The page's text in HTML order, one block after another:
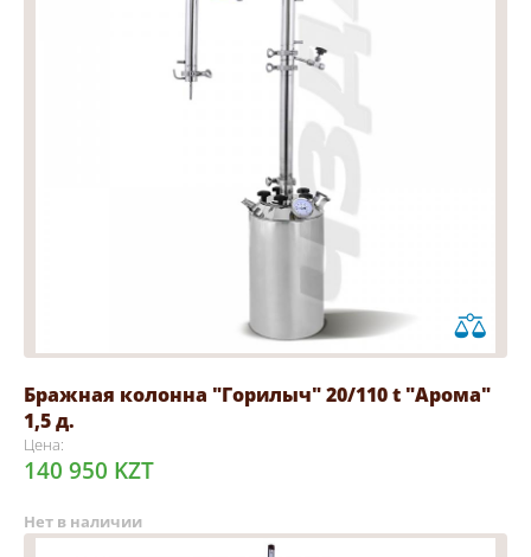
Бражная колонна "Горилыч" 20/110 t "Арома"
1,5 д.
Цена:
140 950 KZT
Нет в наличии